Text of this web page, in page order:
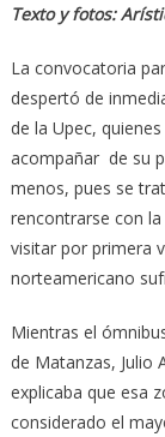
Texto y fotos:
La convocatoria
despertó de
de la Upec,
acompañar de su
menos, pues se
rencontrarse con
visitar por primera
norteamericano
Mientras el
de Matanzas, Julio
explicaba que esa
considerado el